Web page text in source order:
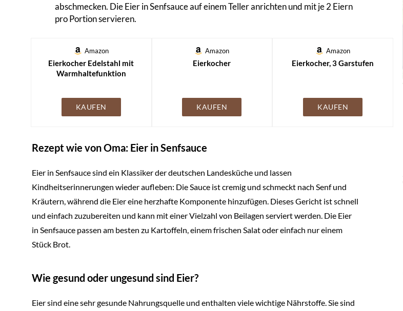
abschmecken. Die Eier in Senfsauce auf einem Teller anrichten und mit je 2 Eiern
pro Portion servieren.
Amazon
Eierkocher Edelstahl mit
Warmhaltefunktion
KAUFEN
Amazon
Eierkocher
KAUFEN
Amazon
Eierkocher, 3 Garstufen
KAUFEN
Rezept wie von Oma: Eier in Senfsauce
Eier in Senfsauce sind ein Klassiker der deutschen Landesküche und lassen
Kindheitserinnerungen wieder aufleben: Die Sauce ist cremig und schmeckt nach Senf und
Kräutern, während die Eier eine herzhafte Komponente hinzufügen. Dieses Gericht ist schnell
und einfach zuzubereiten und kann mit einer Vielzahl von Beilagen serviert werden. Die Eier
in Senfsauce passen am besten zu Kartoffeln, einem frischen Salat oder einfach nur einem
Stück Brot.
Wie gesund oder ungesund sind Eier?
Eier sind eine sehr gesunde Nahrungsquelle und enthalten viele wichtige Nährstoffe. Sie sind